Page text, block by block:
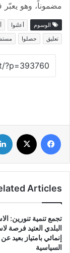
مضموناً، وهو
الوسوم أعلنوا
تعليق
حصلوا
فيسبوك
Articles
تجمع تنمية تنورين:
البلدي العتيد فرصة
إنمائي بامتياز بعيد
السياسية